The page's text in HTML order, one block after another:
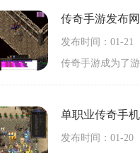
发布时间：01-21
单职业传奇手机
发布时间：01-20